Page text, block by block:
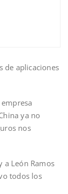
de aplicaciones
ya no
nos
a León Ramos
todos los